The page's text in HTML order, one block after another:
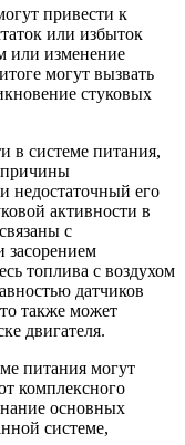
привести к
или избыток
или изменение
могут вызвать
стуковых
в системе питания,
недостаточный его
активности в
с
засорением
топлива с воздухом
датчиков
также может
двигателя.
питания могут
комплексного
основных
системе,